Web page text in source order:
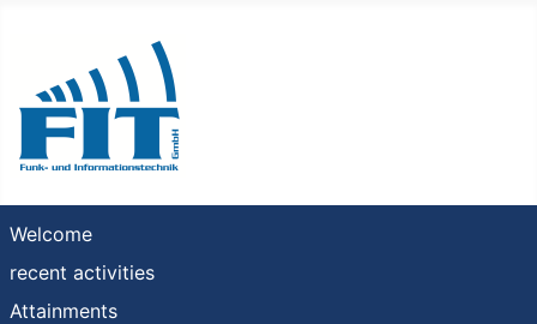
Welcome
recent activities
Attainments